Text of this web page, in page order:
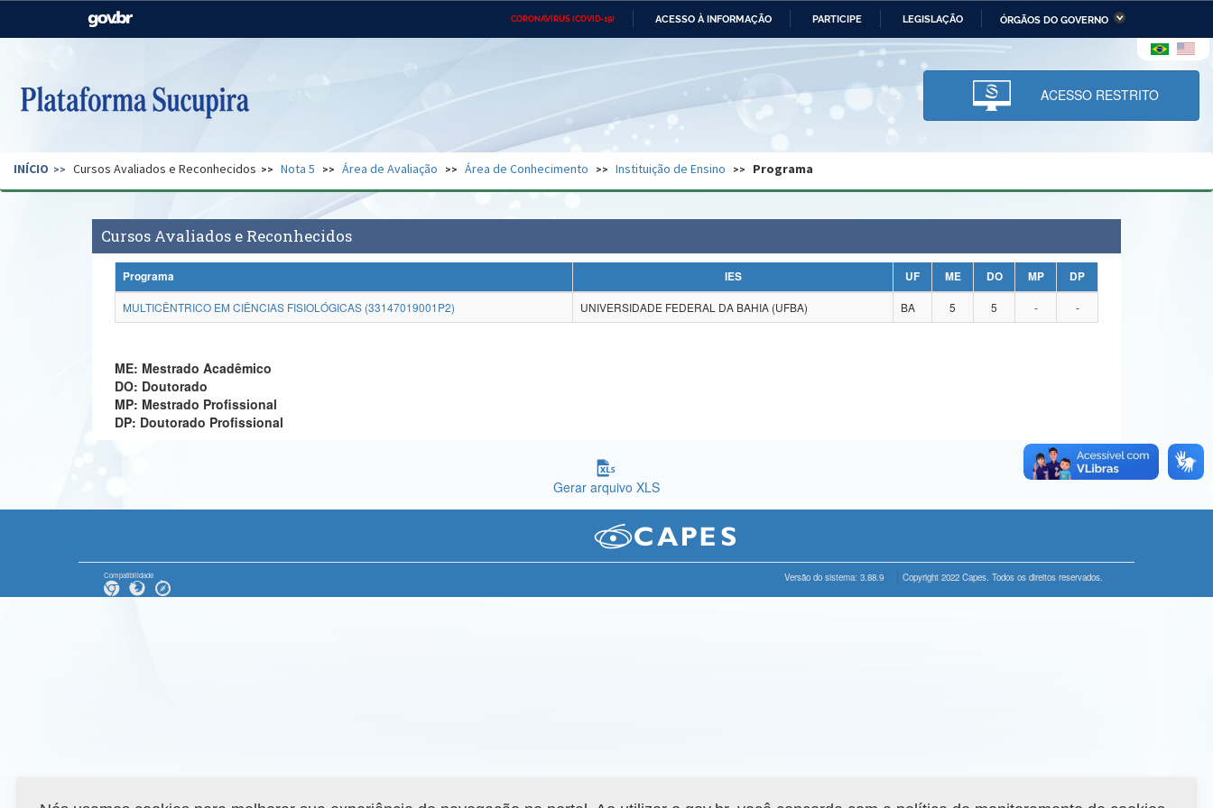
CORONAVÍRUS (COVID-19) ACESSO À INFORMAÇÃO PARTICIPE LEGISLAÇÃO ÓRGÃOS DO GOVERNO
Casa Civil Ministério das Relações Ministério da Economia Ministério da Infraestrutura
Pecuária e Abastecimento
Ministério da Ciência,
Tecnologia, Inovações e
Comunicações
Ministério do Desenvolvimento
Regional e dos Direitos Humanos
Secretaria de Governo Gabinete de Segurança Advocacia-Geral da União Banco Central do Brasil Planalto
ACESSO RESTRITO
INÍCIO Cursos Avaliados e Reconhecidos Nota 5 Área de Avaliação Área de Conhecimento Instituição de Ensino Programa
Cursos Avaliados e Reconhecidos
Programa IES UF ME DO MP
DP
MULTICÊNTRICO EM CIÊNCIAS FISIOLÓGICAS (33147019001P2)
UNIVERSIDADE FEDERAL DA BAHIA (UFBA) BA 5 5 - -
ME: Mestrado Acadêmico
DO: Doutorado
MP: Mestrado Profissional
DP: Doutorado Profissional
Gerar arquivo XLS
Compatibilidade Versão do sistema: 3.88.9 Copyright 2022 Capes. Todos os direitos reservados.